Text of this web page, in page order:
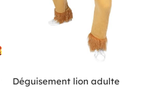
Déguisement lion adulte